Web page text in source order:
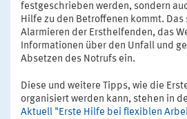
festgeschrieben werden, sondern
Hilfe zu den Betroffenen kommt.
Alarmieren der Ersthelfenden, das
Informationen über den Unfall und
Absetzen des Notrufs ein.
Diese und weitere Tipps, wie die
organisiert werden kann, stehen in
Aktuell "Erste Hilfe bei flexiblen